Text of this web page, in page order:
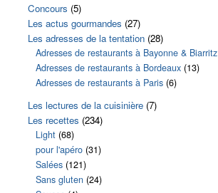
Concours (5)
Les actus gourmandes (27)
Les adresses de la tentation (28)
Adresses de restaurants à Bayonne & Biarritz
Adresses de restaurants à Bordeaux (13)
Adresses de restaurants à Paris (6)
Les lectures de la cuisinière (7)
Les recettes (234)
Light (68)
pour l'apéro (31)
Salées (121)
Sans gluten (24)